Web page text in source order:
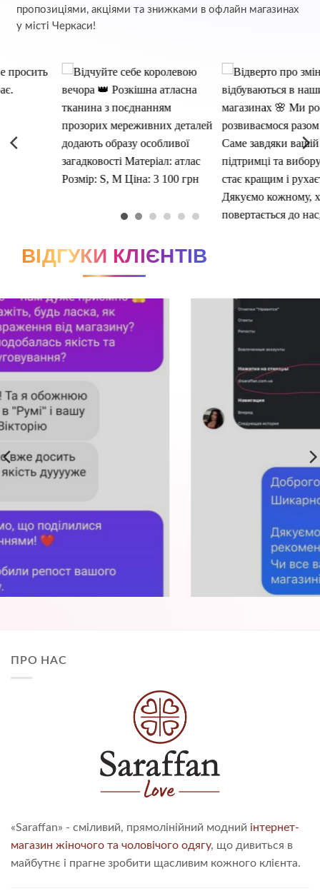
пропозиціями, акціями та знижками в офлайн магазинах
у місті Черкаси!
ВІДГУКИ КЛІЄНТІВ
ПРО НАС
«Saraffan» - сміливий, прямолінійний модний інтернет-
магазин жіночого та чоловічого одягу, що дивиться в
майбутнє і прагне зробити щасливим кожного клієнта.